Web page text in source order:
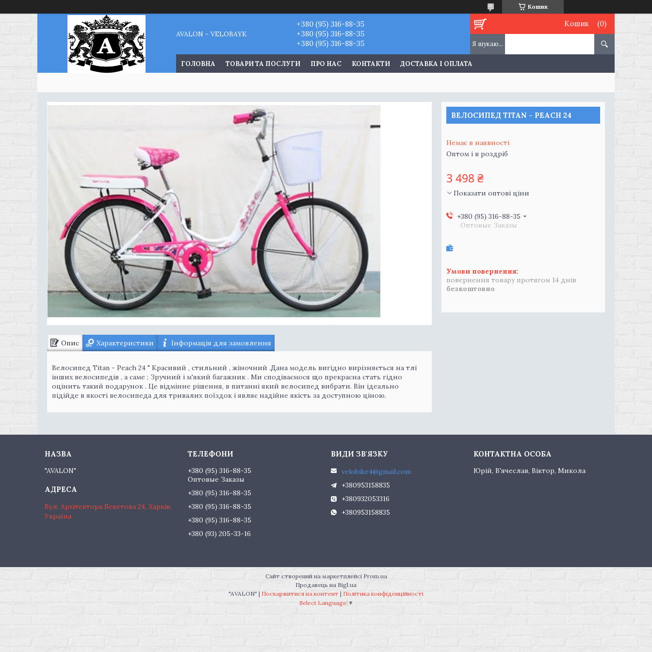
Кошик
AVALON - VELOBAYK
+380 (95) 316-88-35
+380 (95) 316-88-35
+380 (95) 316-88-35
Кошик
ГОЛОВНА ТОВАРИ ТА ПОСЛУГИ ПРО НАС КОНТАКТИ ДОСТАВКА І ОПЛАТА
Опис Характеристики Інформація для замовлення
Велосипед Тitan - Peach 24 " Красивий , стильний , жіночний .Дана модель вигідно вирізняється на тлі
інших велосипедів , а саме ; Зручний і м'який багажник . Ми сподіваємося що прекрасна стать гідно
оцінить такий подарунок . Це відмінне рішення, в питанні який велосипед вибрати. Він ідеально
підійде в якості велосипеда для тривалих поїздок і являє надійне якість за доступною ціною.
ВЕЛОСИПЕД TITAN - PEACH 24
Немає в наявності
Оптом і в роздріб
3 498 ₴
Показати оптові ціни
+380 (95) 316-88-35
Оптовые Заказы
повернення товару протягом 14 днів
безкоштовно
"AVALON"
Вул. Архітектора Бекетова 24, Харків,
Україна
+380 (95) 316-88-35
Оптовые Заказы
+380 (95) 316-88-35
+380 (95) 316-88-35
+380 (95) 316-88-35
+380 (93) 205-33-16
velobike4@gmail.com
+380953158835
+380932053316
+380953158835
Юрій, В'ячеслав, Віктор, Микола
Сайт створений на маркетплейсі Prom.ua
Продавець на Bigl.ua
"AVALON" | Поскаржитися на контент | Політика конфіденційності
Select Language ▼